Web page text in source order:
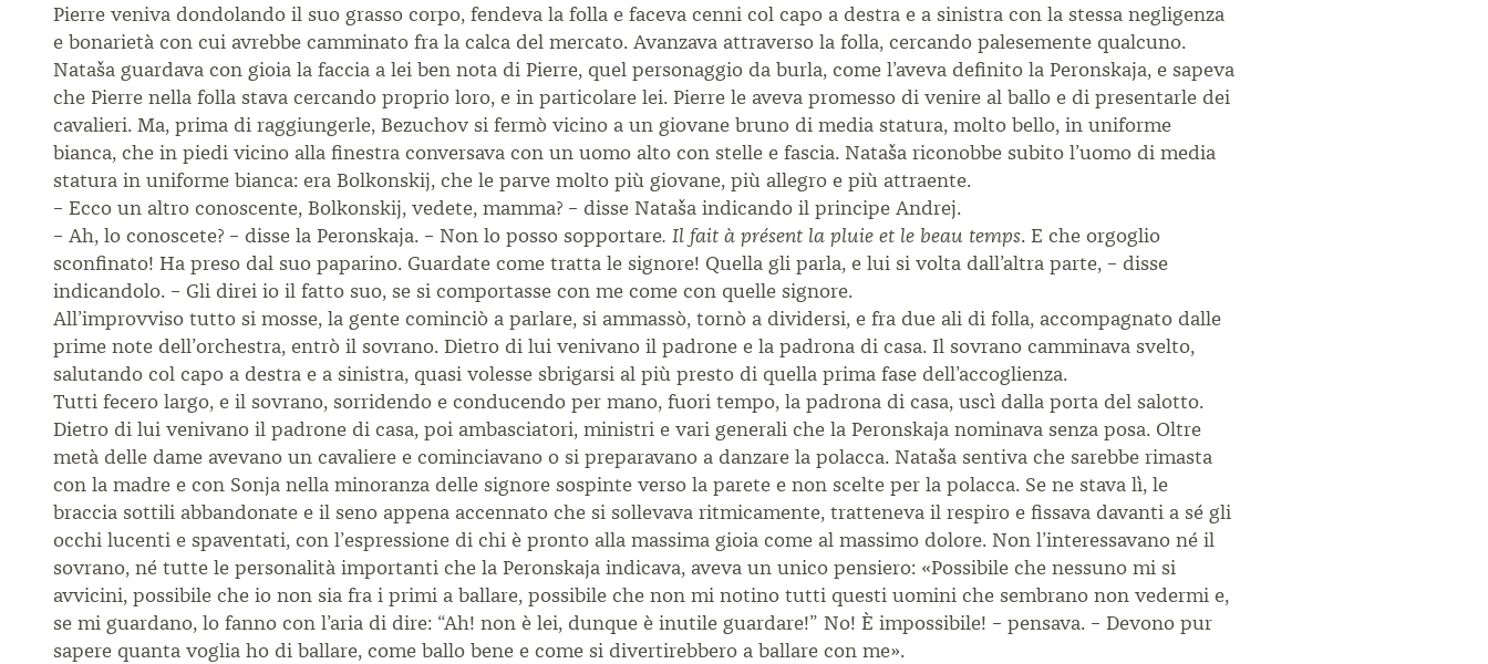
Pierre veniva dondolando il suo grasso corpo, fendeva la folla e faceva cenni col capo a destra e a sinistra con la stessa negligenza
e bonarietà con cui avrebbe camminato fra la calca del mercato. Avanzava attraverso la folla, cercando palesemente qualcuno.
Nataša guardava con gioia la faccia a lei ben nota di Pierre, quel personaggio da burla, come l’aveva definito la Peronskaja, e sapeva
che Pierre nella folla stava cercando proprio loro, e in particolare lei. Pierre le aveva promesso di venire al ballo e di presentarle dei
cavalieri. Ma, prima di raggiungerle, Bezuchov si fermò vicino a un giovane bruno di media statura, molto bello, in uniforme
bianca, che in piedi vicino alla finestra conversava con un uomo alto con stelle e fascia. Nataša riconobbe subito l’uomo di media
statura in uniforme bianca: era Bolkonskij, che le parve molto più giovane, più allegro e più attraente.
– Ecco un altro conoscente, Bolkonskij, vedete, mamma? – disse Nataša indicando il principe Andrej.
– Ah, lo conoscete? – disse la Peronskaja. – Non lo posso sopportare. Il fait à présent la pluie et le beau temps. E che orgoglio
sconfinato! Ha preso dal suo paparino. Guardate come tratta le signore! Quella gli parla, e lui si volta dall’altra parte, – disse
indicandolo. – Gli direi io il fatto suo, se si comportasse con me come con quelle signore.
All’improvviso tutto si mosse, la gente cominciò a parlare, si ammassò, tornò a dividersi, e fra due ali di folla, accompagnato dalle
prime note dell’orchestra, entrò il sovrano. Dietro di lui venivano il padrone e la padrona di casa. Il sovrano camminava svelto,
salutando col capo a destra e a sinistra, quasi volesse sbrigarsi al più presto di quella prima fase dell’accoglienza.
Tutti fecero largo, e il sovrano, sorridendo e conducendo per mano, fuori tempo, la padrona di casa, uscì dalla porta del salotto.
Dietro di lui venivano il padrone di casa, poi ambasciatori, ministri e vari generali che la Peronskaja nominava senza posa. Oltre
metà delle dame avevano un cavaliere e cominciavano o si preparavano a danzare la polacca. Nataša sentiva che sarebbe rimasta
con la madre e con Sonja nella minoranza delle signore sospinte verso la parete e non scelte per la polacca. Se ne stava lì, le
braccia sottili abbandonate e il seno appena accennato che si sollevava ritmicamente, tratteneva il respiro e fissava davanti a sé gli
occhi lucenti e spaventati, con l’espressione di chi è pronto alla massima gioia come al massimo dolore. Non l’interessavano né il
sovrano, né tutte le personalità importanti che la Peronskaja indicava, aveva un unico pensiero: «Possibile che nessuno mi si
avvicini, possibile che io non sia fra i primi a ballare, possibile che non mi notino tutti questi uomini che sembrano non vedermi e,
se mi guardano, lo fanno con l’aria di dire: “Ah! non è lei, dunque è inutile guardare!” No! È impossibile! – pensava. – Devono pur
sapere quanta voglia ho di ballare, come ballo bene e come si divertirebbero a ballare con me».